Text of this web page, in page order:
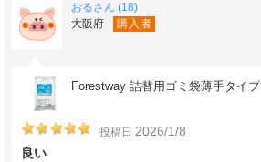
おるさん (18)
大阪府
購入者
Forestway 詰替用ゴミ袋薄手タイ
投稿日 2026/1/8
良い